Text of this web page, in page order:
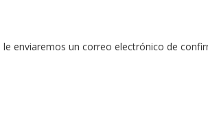
enviaremos un correo electrónico de